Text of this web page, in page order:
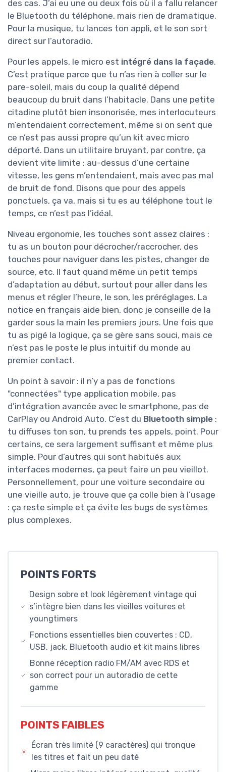
des cas. J’ai eu une ou deux fois où il a fallu relancer
le Bluetooth du téléphone, mais rien de dramatique.
Pour la musique, tu lances ton appli, et le son sort
direct sur l’autoradio.
Pour les appels, le micro est intégré dans la façade.
C’est pratique parce que tu n’as rien à coller sur le
pare-soleil, mais du coup la qualité dépend
beaucoup du bruit dans l’habitacle. Dans une petite
citadine plutôt bien insonorisée, mes interlocuteurs
m’entendaient correctement, même si on sent que
ce n’est pas aussi propre qu’un kit avec micro
déporté. Dans un utilitaire bruyant, par contre, ça
devient vite limite : au-dessus d’une certaine
vitesse, les gens m’entendaient, mais avec pas mal
de bruit de fond. Disons que pour des appels
ponctuels, ça va, mais si tu es au téléphone tout le
temps, ce n’est pas l’idéal.
Niveau ergonomie, les touches sont assez claires :
tu as un bouton pour décrocher/raccrocher, des
touches pour naviguer dans les pistes, changer de
source, etc. Il faut quand même un petit temps
d’adaptation au début, surtout pour aller dans les
menus et régler l’heure, le son, les préréglages. La
notice en français aide bien, donc je conseille de la
garder sous la main les premiers jours. Une fois que
tu as pigé la logique, ça se gère sans souci, mais ce
n’est pas le poste le plus intuitif du monde au
premier contact.
Un point à savoir : il n’y a pas de fonctions
"connectées" type application mobile, pas
d’intégration avancée avec le smartphone, pas de
CarPlay ou Android Auto. C’est du Bluetooth simple :
tu diffuses ton son, tu prends tes appels, point. Pour
certains, ce sera largement suffisant et même plus
simple. Pour d’autres qui sont habitués aux
interfaces modernes, ça peut faire un peu vieillot.
Personnellement, pour une voiture secondaire ou
une vieille auto, je trouve que ça colle bien à l’usage
: ça reste simple et ça évite les bugs de systèmes
plus complexes.
POINTS FORTS
Design sobre et look légèrement vintage qui
s’intègre bien dans les vieilles voitures et
youngtimers
Fonctions essentielles bien couvertes : CD,
USB, jack, Bluetooth audio et kit mains libres
Bonne réception radio FM/AM avec RDS et
son correct pour un autoradio de cette
gamme
POINTS FAIBLES
Écran très limité (9 caractères) qui tronque
les titres et fait un peu daté